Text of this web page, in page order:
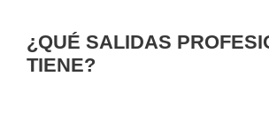
¿QUÉ SALIDAS
TIENE?